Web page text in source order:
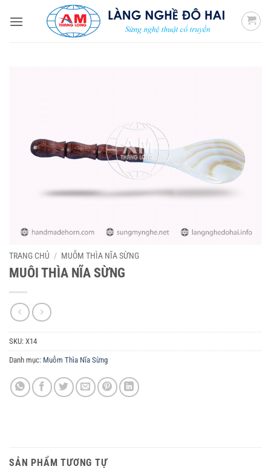
qua
TRANG CHỦ / MUỖM THÌA NĨA SỪNG
MUÔI THÌA NĨA SỪNG
SKU: X14
Danh mục: Muỗm Thìa Nĩa Sừng
SẢN PHẨM TƯƠNG TỰ